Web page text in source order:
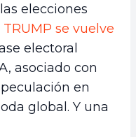
elecciones
se vuelve
electoral
asociado con
en
global. Y una